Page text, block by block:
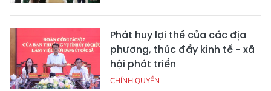
Phát huy lợi thế của các địa
phương, thúc đẩy kinh tế - xã
hội phát triển
CHÍNH QUYỀN